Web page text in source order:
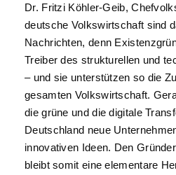
Dr. Fritzi Köhler-Geib,
deutsche Volkswirtschaft sind
Nachrichten, denn
Treiber des strukturellen und
– und sie unterstützen so die
gesamten Volkswirtschaft.
die grüne und die digitale
Deutschland neue
innovativen Ideen. Den
bleibt somit eine elementare